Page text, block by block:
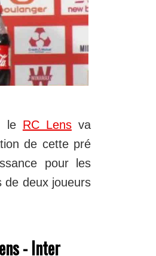
le RC Lensva
de cette pré
pour les
de deux joueurs
- Inter